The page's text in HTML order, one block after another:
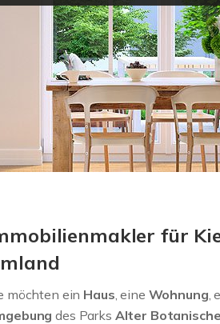
für
möchten ein Haus, eine Wohnung,
des Parks Alter